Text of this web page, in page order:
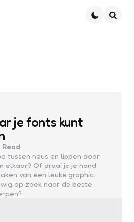
je fonts kunt
Read
tussen neus en lippen door
elkaar? Of draai je je hand
van een leuke graphic.
op zoek naar de beste